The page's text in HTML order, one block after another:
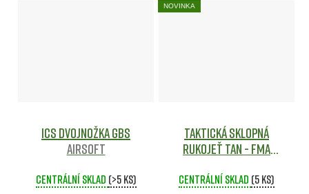
ICS dvojnožka GBS
Airsoft
Centrální sklad (>5 ks)
NOVINKA
Taktická sklopná
rukojeť TAN - FMA
Centrální sklad (5 ks)